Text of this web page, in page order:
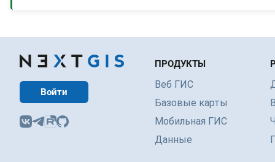
Войти
ПРОДУКТЫ
Веб ГИС
Базовые карты
Мобильная ГИС
Данные